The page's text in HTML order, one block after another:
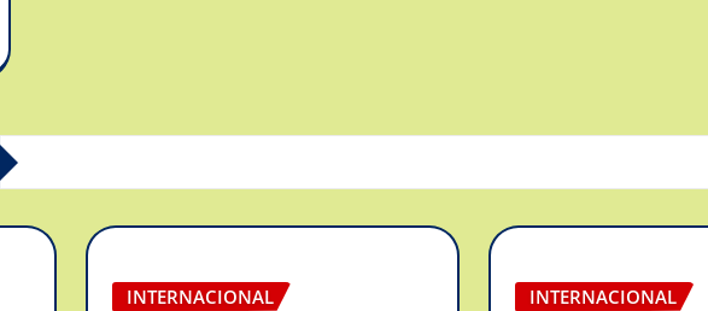
INTERNACIONAL INTERNACIONAL